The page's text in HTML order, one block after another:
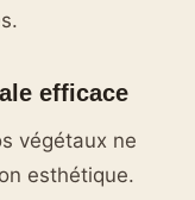
efficace
végétaux ne
esthétique.